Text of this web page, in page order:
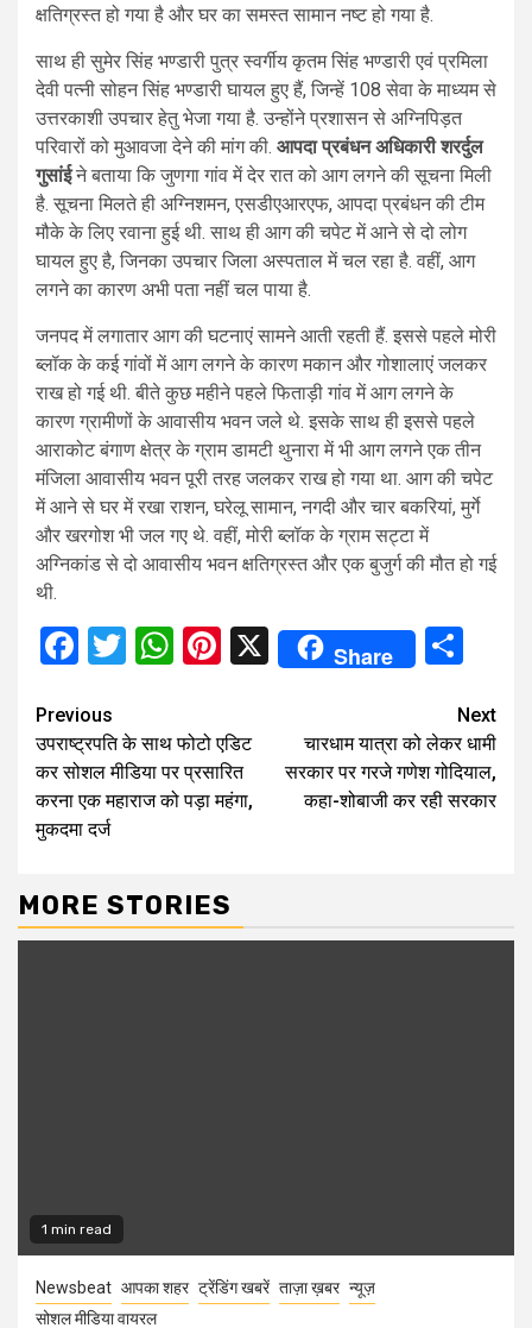
क्षतिग्रस्त हो गया है और घर का समस्त सामान नष्ट हो गया है.
साथ ही सुमेर सिंह भण्डारी पुत्र स्वर्गीय कृतम सिंह भण्डारी एवं प्रमिला
देवी पत्नी सोहन सिंह भण्डारी घायल हुए हैं, जिन्हें 108 सेवा के माध्यम से
उत्तरकाशी उपचार हेतु भेजा गया है. उन्होंने प्रशासन से अग्निपिड़त
परिवारों को मुआवजा देने की मांग की. आपदा प्रबंधन अधिकारी शरर्दुल
गुसांईने बताया कि जुणगा गांव में देर रात को आग लगने की सूचना मिली
है. सूचना मिलते ही अग्निशमन, एसडीएआरएफ, आपदा प्रबंधन की टीम
मौके के लिए रवाना हुई थी. साथ ही आग की चपेट में आने से दो लोग
घायल हुए है, जिनका उपचार जिला अस्पताल में चल रहा है. वहीं, आग
लगने का कारण अभी पता नहीं चल पाया है.
जनपद में लगातार आग की घटनाएं सामने आती रहती हैं. इससे पहले मोरी
ब्लॉक के कई गांवों में आग लगने के कारण मकान और गोशालाएं जलकर
राख हो गई थी. बीते कुछ महीने पहले फिताड़ी गांव में आग लगने के
कारण ग्रामीणों के आवासीय भवन जले थे. इसके साथ ही इससे पहले
आराकोट बंगाण क्षेत्र के ग्राम डामटी थुनारा में भी आग लगने एक तीन
मंजिला आवासीय भवन पूरी तरह जलकर राख हो गया था. आग की चपेट
में आने से घर में रखा राशन, घरेलू सामान, नगदी और चार बकरियां, मुर्गे
और खरगोश भी जल गए थे. वहीं, मोरी ब्लॉक के ग्राम सट्टा में
अग्निकांड से दो आवासीय भवन क्षतिग्रस्त और एक बुजुर्ग की मौत हो गई
थी.
Facebook
Twitter
WhatsApp
Pinterest
X Share
Continue
Reading
Previous
उपराष्ट्रपति के साथ फोटो एडिट
कर सोशल मीडिया पर प्रसारित
करना एक महाराज को पड़ा महंगा,
मुकदमा दर्ज
Next
चारधाम यात्रा को लेकर धामी
सरकार पर गरजे गणेश गोदियाल,
कहा-शोबाजी कर रही सरकार
MORE STORIES
1 min read
Newsbeat आपका शहर ट्रेंडिंग खबरें ताज़ा ख़बर न्यूज़
सोशल मीडिया वायरल